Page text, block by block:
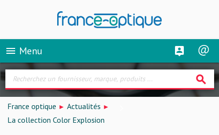
menu Menu
search
France optique
Actualités
La collection Color Explosion